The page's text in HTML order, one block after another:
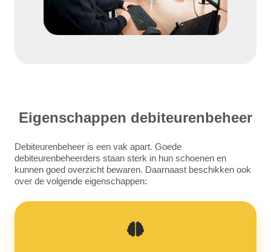
Eigenschappen debiteurenbeheer
Debiteurenbeheer is een vak apart. Goede
debiteurenbeheerders staan sterk in hun schoenen en
kunnen goed overzicht bewaren. Daarnaast beschikken ook
over de volgende eigenschappen: